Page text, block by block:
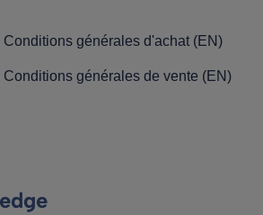
Conditions générales d'achat (EN)
Conditions générales de vente (EN)